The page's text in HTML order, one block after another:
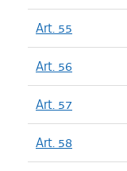
Art. 55
Art. 56
Art. 57
Art. 58